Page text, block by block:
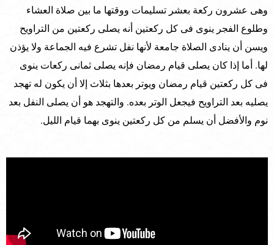
وهى عشرون ركعة بعشر تسليمات ووقتها ما بين صلاة العشاء
وطلوع الفجر ينوى فى كل ركعتين أنه يصلى ركعتين من التراويح
ويسن أن ينادى الصلاة جامعة لأنها نفل تشرع فيه الجماعة ولا يؤذن
لها. أما إذا كان يصلى قيام رمضان فإنه يصلى ثمانى ركعات ينوى
فى كل ركعتين قيام رمضان ويوتر بعدها بثلاث إلا أن يكون له تهجد
يصليه بعد التراويح فيجعل الوتر بعده. والتهجد هو أن يصلى النفل بعد
نوم والأفضل أن يسلم من كل ركعتين ينوى بهما قيام الليل.